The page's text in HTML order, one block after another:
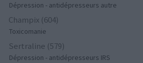
Dépression - antidépresseurs autre
Champix (604)
Toxicomanie
Sertraline (579)
Dépression - antidépresseurs IRS